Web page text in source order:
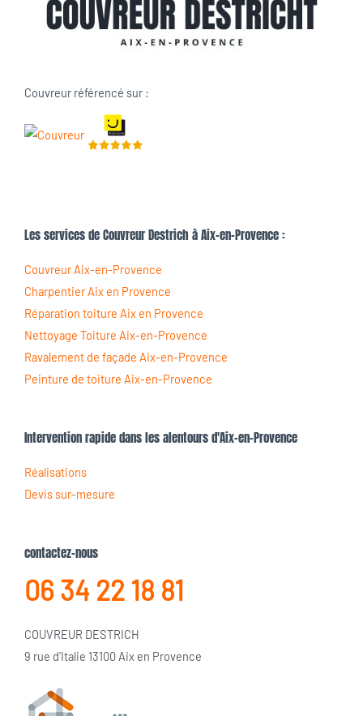
Couvreur référencé sur :
Les services de Couvreur Destrich à Aix-en-Provence :
Couvreur Aix-en-Provence
Charpentier Aix en Provence
Réparation toiture Aix en Provence
Nettoyage Toiture Aix-en-Provence
Ravalement de façade Aix-en-Provence
Peinture de toiture Aix-en-Provence
Intervention rapide dans les alentours d'Aix-en-Provence
Réalisations
Devis sur-mesure
contactez-nous
06 34 22 18 81
COUVREUR DESTRICH
9 rue d’Italie 13100 Aix en Provence